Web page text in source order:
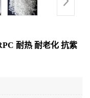
耐热 耐老化 抗紫